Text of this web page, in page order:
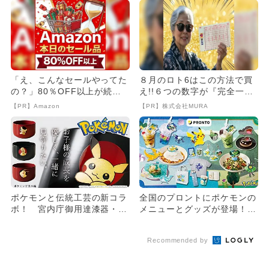
「え、こんなセールやってた
の？」80％OFF以上が続々
登場！Amazonの本気が...
【PR】Amazon
８月のロト6はこの方法で買
え!!６つの数字が『完全一
致』する方法
【PR】株式会社MURA
ポケモンと伝統工芸の新コラ
ボ！ 宮内庁御用達漆器・山
全国のプロントにポケモンの
メニューとグッズが登場！
Recommended by